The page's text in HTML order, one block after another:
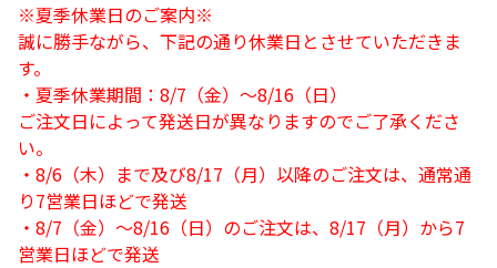
※夏季休業日のご案内※
誠に勝手ながら、下記の通り休業日とさせていただきま
す。
・夏季休業期間：8/7（金）～8/16（日）
ご注文日によって発送日が異なりますのでご了承くださ
い。
・8/6（木）まで及び8/17（月）以降のご注文は、通常通
り7営業日ほどで発送
・8/7（金）～8/16（日）のご注文は、8/17（月）から7
営業日ほどで発送